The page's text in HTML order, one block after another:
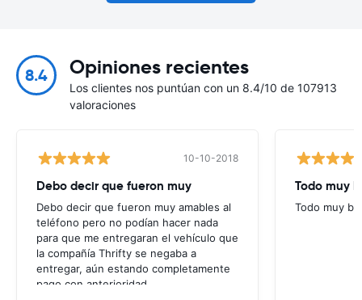
8.4 Opiniones recientes
Los clientes nos puntúan con un 8.4/10 de 107913
valoraciones
10-10-2018
Debo decir que fueron muy
Debo decir que fueron muy amables al
teléfono pero no podían hacer nada
para que me entregaran el vehículo que
la compañía Thrifty se negaba a
entregar, aún estando completamente
pago con anterioridad.
Todo muy
Todo muy